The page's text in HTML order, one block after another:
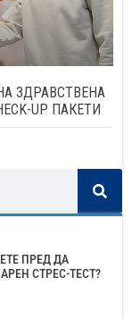
ЗДРАВСТВЕНА
UP ПАКЕТИ
ПРЕД ДА
СТРЕС-ТЕСТ?